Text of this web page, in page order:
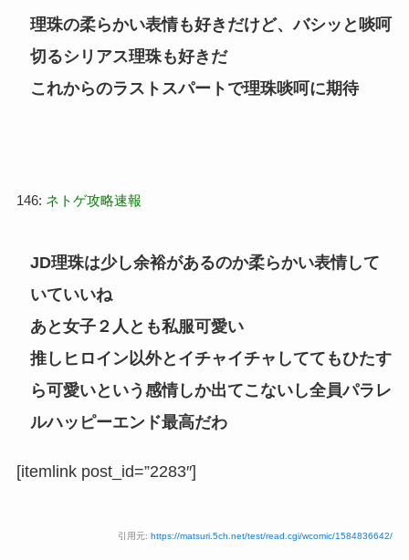
理珠の柔らかい表情も好きだけど、バシッと啖呵
切るシリアス理珠も好きだ
これからのラストスパートで理珠啖呵に期待
146: ネトゲ攻略速報
JD理珠は少し余裕があるのか柔らかい表情して
いていいね
あと女子２人とも私服可愛い
推しヒロイン以外とイチャイチャしててもひたす
ら可愛いという感情しか出てこないし全員パラレ
ルハッピーエンド最高だわ
[itemlink post_id=”2283″]
引用元:https://matsuri.5ch.net/test/read.cgi/wcomic/1584836642/